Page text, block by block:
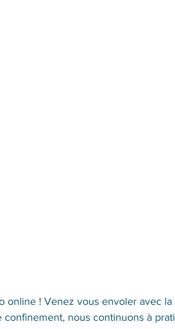
online ! Venez vous envoler avec
confinement, nous continuons à